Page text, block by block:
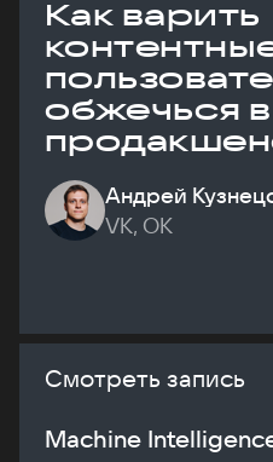
Как варить
обжечься в
Андрей
VK, ОК
Смотреть запись
Machine